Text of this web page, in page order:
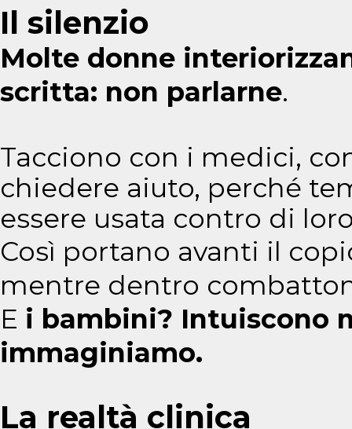
Il silenzio
Molte donne
scritta: non parlarne.
Tacciono con i medici,
chiedere aiuto, perché
essere usata contro di
Così portano avanti il
mentre dentro
E i bambini? Intuiscono
immaginiamo.
La realtà clinica